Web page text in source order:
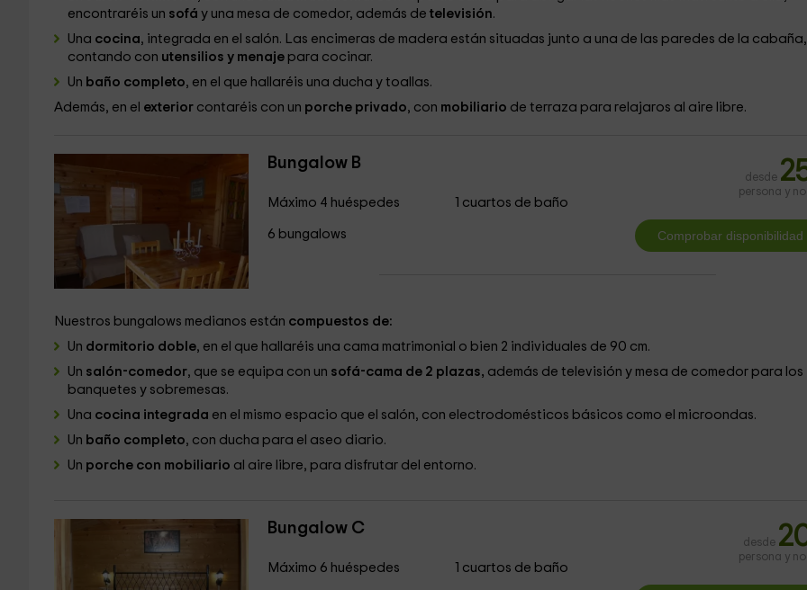
encontraréis un sofá y una mesa de comedor, además de televisión.
Una cocina, integrada en el salón. Las encimeras de madera están situadas junto a una de las paredes de la cabaña,
contando con utensilios y menaje para cocinar.
Un baño completo, en el que hallaréis una ducha y toallas.
Además, en el exterior contaréis con un porche privado, con mobiliario de terraza para relajaros al aire libre.
Bungalow B
Máximo 4 huéspedes
6 bungalows
1 cuartos de baño
desde
persona y
Nuestros bungalows medianos están compuestos de:
Un dormitorio doble, en el que hallaréis una cama matrimonial o bien 2 individuales de 90 cm.
Un salón-comedor, que se equipa con un sofá-cama de 2 plazas, además de televisión y mesa de comedor para los
banquetes y sobremesas.
Una cocina integrada en el mismo espacio que el salón, con electrodomésticos básicos como el microondas.
Un baño completo, con ducha para el aseo diario.
Un porche con mobiliario al aire libre, para disfrutar del entorno.
Bungalow C
Máximo 6 huéspedes 1 cuartos de baño
desde
persona y